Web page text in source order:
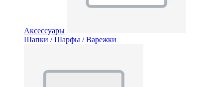
Аксессуары
Шапки / Шарфы / Варежки